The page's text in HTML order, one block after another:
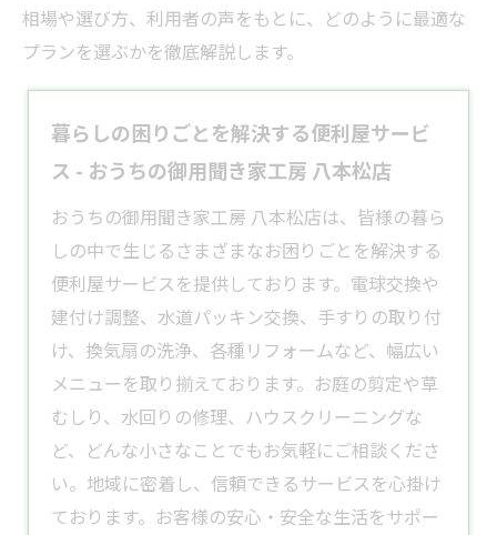
相場や選び方、利用者の声をもとに、どのように最適な
プランを選ぶかを徹底解説します。
暮らしの困りごとを解決する便利屋サービ
ス - おうちの御用聞き家工房 八本松店
​おうちの御用聞き家工房 八本松店は、皆様の暮ら
しの中で生じるさまざまなお困りごとを解決する
便利屋サービスを提供しております。​電球交換や
建付け調整、水道パッキン交換、手すりの取り付
け、 換気扇の洗浄、各種 リフォームなど、幅広い
メニューを取り揃えております。​お庭の剪定や草
むしり、水回りの修理、ハウスクリーニングな
ど、どんな小さなことでもお気軽にご相談くださ
い。​地域に密着し、信頼できるサービスを心掛け
ております。​お客様の安心・安全な生活をサポー